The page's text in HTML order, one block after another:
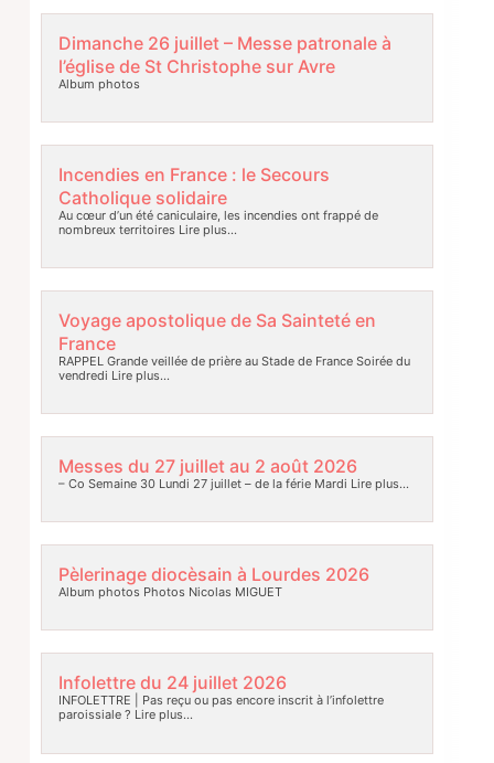
Dimanche 26 juillet – Messe patronale à
l’église de St Christophe sur Avre
Album photos
Incendies en France : le Secours
Catholique solidaire
Au cœur d’un été caniculaire, les incendies ont frappé de
nombreux territoires Lire plus…
Voyage apostolique de Sa Sainteté en
France
RAPPEL Grande veillée de prière au Stade de France Soirée du
vendredi Lire plus…
Messes du 27 juillet au 2 août 2026
– Co Semaine 30 Lundi 27 juillet – de la férie Mardi Lire plus…
Pèlerinage diocèsain à Lourdes 2026
Album photos Photos Nicolas MIGUET
Infolettre du 24 juillet 2026
INFOLETTRE | Pas reçu ou pas encore inscrit à l’infolettre
paroissiale ? Lire plus…